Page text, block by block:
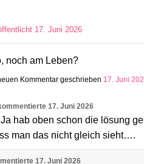
17. Juni 2026
noch am Leben?
Kommentar geschrieben 17. Juni
17. Juni 2026
hab oben schon die lösung
man das nicht gleich sieht….
17. Juni 2026